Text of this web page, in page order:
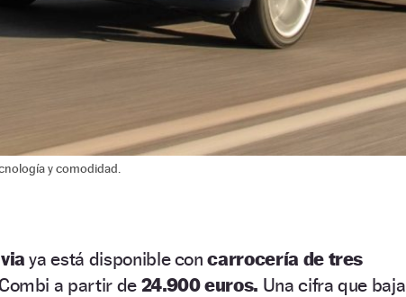
y comodidad.
ya está disponible concarrocería de tres
a partir de 24.900 euros. Una cifra que baja